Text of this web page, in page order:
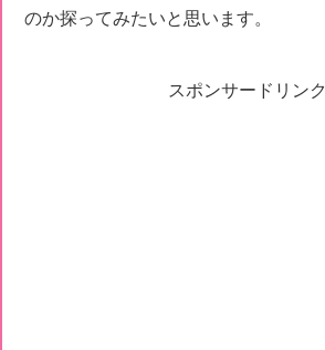
のか探ってみたいと思います。
スポンサードリンク